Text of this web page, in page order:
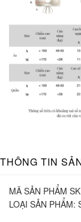
THÔNG TIN
MÃ SẢN PHẨM
LOẠI SẢN PHẨM: